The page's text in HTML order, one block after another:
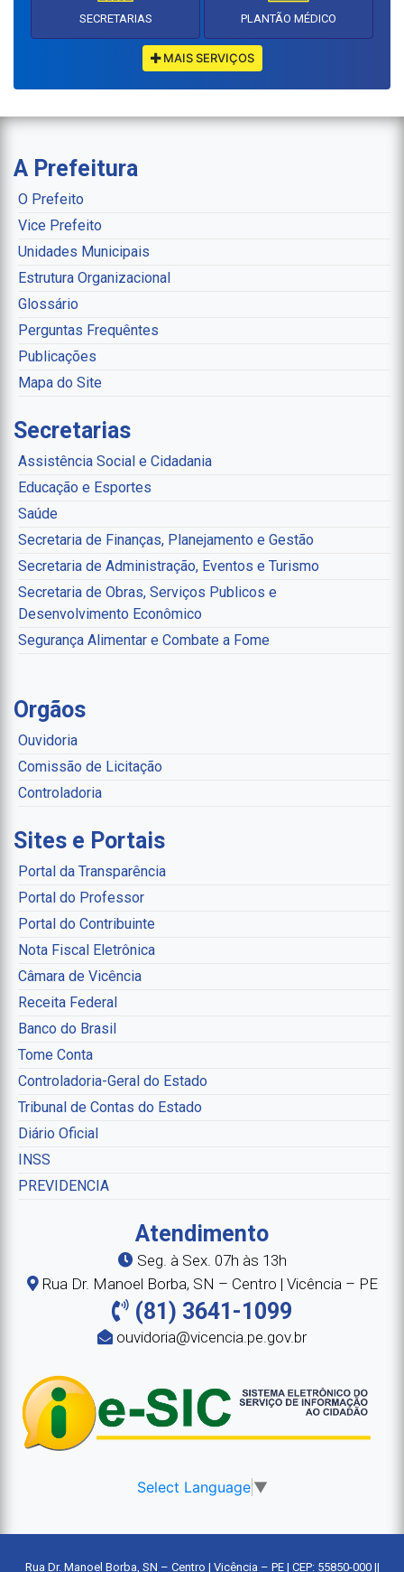
SECRETARIAS PLANTÃO MÉDICO
MAIS SERVIÇOS
A Prefeitura
O Prefeito
Vice Prefeito
Unidades Municipais
Estrutura Organizacional
Glossário
Perguntas Frequêntes
Publicações
Mapa do Site
Secretarias
Assistência Social e Cidadania
Educação e Esportes
Saúde
Secretaria de Finanças, Planejamento e Gestão
Secretaria de Administração, Eventos e Turismo
Secretaria de Obras, Serviços Publicos e
Desenvolvimento Econômico
Segurança Alimentar e Combate a Fome
Orgãos
Ouvidoria
Comissão de Licitação
Controladoria
Sites e Portais
Portal da Transparência
Portal do Professor
Portal do Contribuinte
Nota Fiscal Eletrônica
Câmara de Vicência
Receita Federal
Banco do Brasil
Tome Conta
Controladoria-Geral do Estado
Tribunal de Contas do Estado
Diário Oficial
INSS
PREVIDENCIA
Atendimento
Seg. à Sex. 07h às 13h
Rua Dr. Manoel Borba, SN – Centro | Vicência – PE
(81) 3641-1099
ouvidoria@vicencia.pe.gov.br
Select Language ▼
Rua Dr. Manoel Borba, SN – Centro | Vicência – PE | CEP: 55850-000 ||